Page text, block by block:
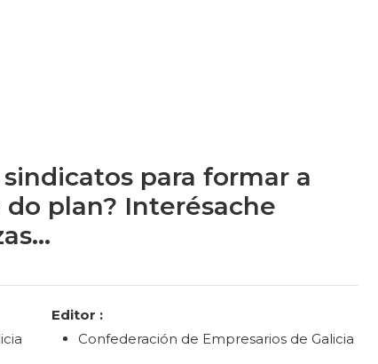
para formar a
plan? Interésache
Editor :
Confederación de Empresarios de Galicia